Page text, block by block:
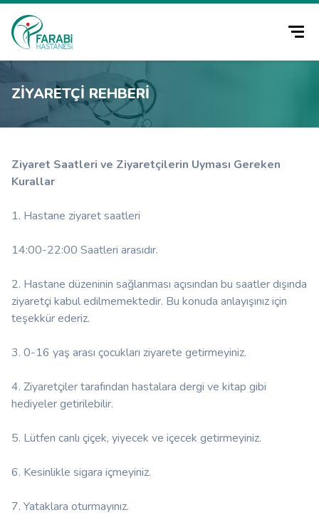
ZIYARETÇI REHBERI
Ziyaret Saatleri ve Ziyaretçilerin Uyması Gereken
Kurallar
1. Hastane ziyaret saatleri
14:00-22:00 Saatleri arasıdır.
2. Hastane düzeninin sağlanması açısından bu saatler dışında
ziyaretçi kabul edilmemektedir. Bu konuda anlayışınız için
teşekkür ederiz.
3. 0-16 yaş arası çocukları ziyarete getirmeyiniz.
4. Ziyaretçiler tarafından hastalara dergi ve kitap gibi
hediyeler getirilebilir.
5. Lütfen canlı çiçek, yiyecek ve içecek getirmeyiniz.
6. Kesinlikle sigara içmeyiniz.
7. Yataklara oturmayınız.